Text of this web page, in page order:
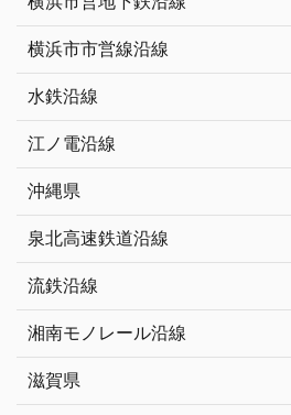
横浜市市営線沿線
水鉄沿線
江ノ電沿線
沖縄県
泉北高速鉄道沿線
流鉄沿線
湘南モノレール沿線
滋賀県